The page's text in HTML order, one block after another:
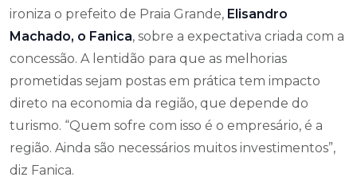
ironiza o prefeito de Praia Grande, Elisandro
Machado, o Fanica, sobre a expectativa criada com a
concessão. A lentidão para que as melhorias
prometidas sejam postas em prática tem impacto
direto na economia da região, que depende do
turismo. “Quem sofre com isso é o empresário, é a
região. Ainda são necessários muitos investimentos”,
diz Fanica.